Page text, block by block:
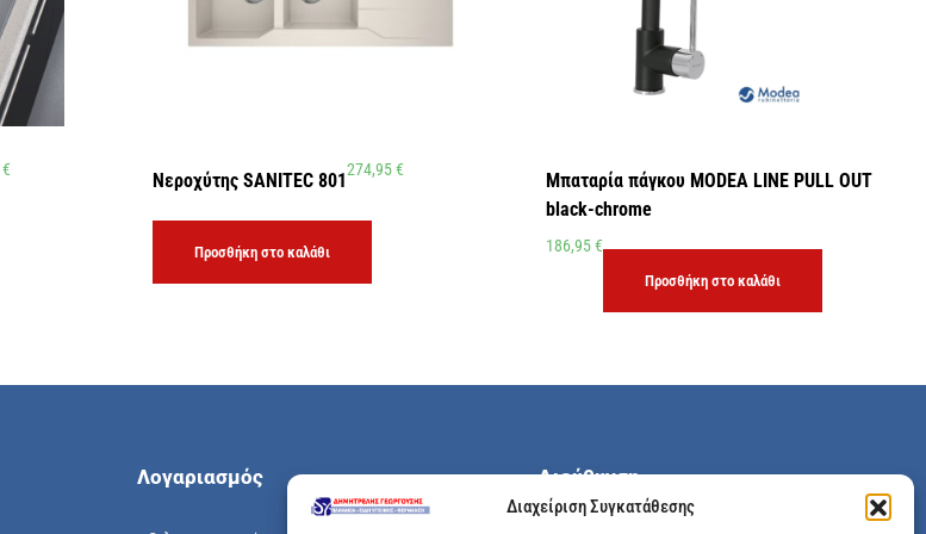
Διαχείριση Συγκατάθεσης
€ Νεροχύτης SANITEC 801274,95€
Προσθήκη στο καλάθι
Μπαταρία πάγκου MODEA LINE PULL OUT
black-chrome
186,95€
Προσθήκη στο καλάθι
Λογαριασμός Διεύθυνση